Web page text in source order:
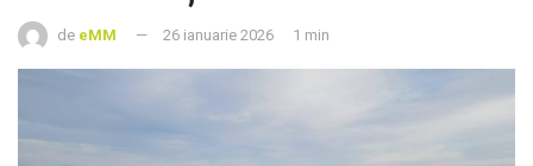
de eMM 26 ianuarie 2026 1 min